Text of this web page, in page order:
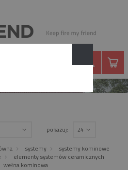
pokazuj: 24
systemy
systemy kominowe
elementy systemów ceramicznych
wełna kominowa